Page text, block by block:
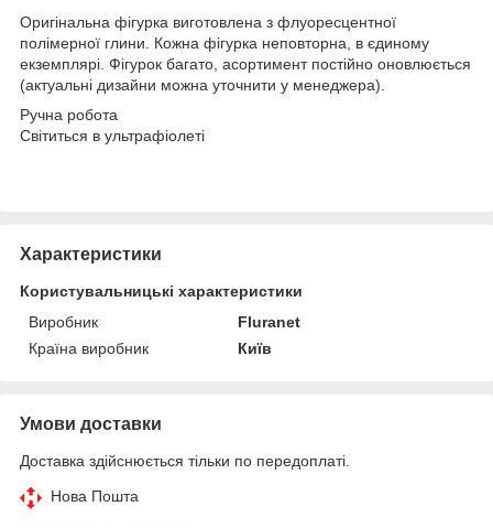
Оригінальна фігурка виготовлена з флуоресцентної
полімерної глини. Кожна фігурка неповторна, в єдиному
екземплярі. Фігурок багато, асортимент постійно оновлюється
(актуальні дизайни можна уточнити у менеджера).
Ручна робота
Світиться в ультрафіолеті
Характеристики
Користувальницькі характеристики
Виробник
Fluranet
Країна виробник
Київ
Умови доставки
Доставка здійснюється тільки по передоплаті.
Нова Пошта